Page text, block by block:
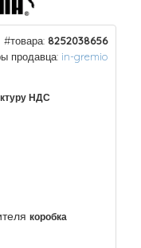
#товара: 8252038656
продавца: in-gremio
НДС
коробка